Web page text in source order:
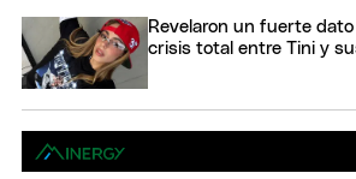
Revelaron un fuerte
crisis total entre Tini y